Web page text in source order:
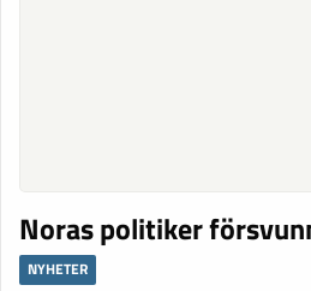
Noras politiker
NYHETER